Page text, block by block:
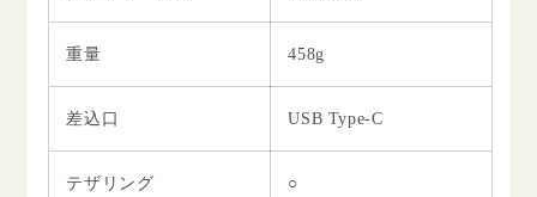
重量 458g
差込口 USB Type-C
テザリング ○